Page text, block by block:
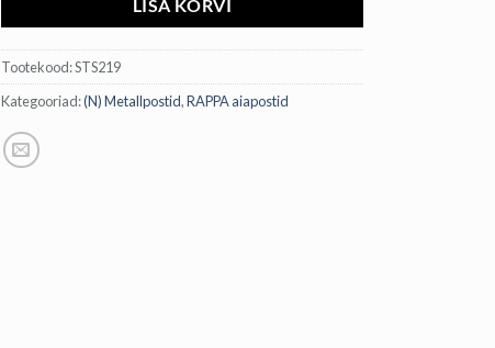
LISA KORVI
Tootekood:STS219
Kategooriad:(N) Metallpostid,RAPPA aiapostid